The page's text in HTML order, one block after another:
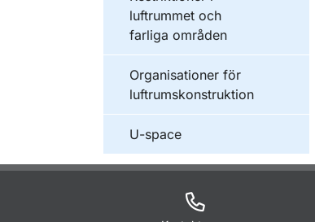
luftrummet och
farliga områden
Organisationer för
luftrumskonstruktion
U-space